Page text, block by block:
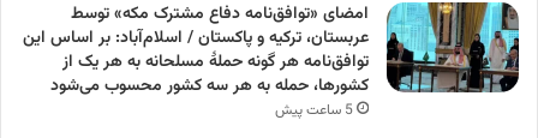
امضای «توافق‌نامه دفاع مشترک مکه» توسط
عربستان، ترکیه و پاکستان / اسلام‌آباد: بر اساس این
توافق‌نامه هر گونه حملهٔ مسلحانه به هر یک از
کشورها، حمله به هر سه کشور محسوب می‌شود
5 ساعت پیش